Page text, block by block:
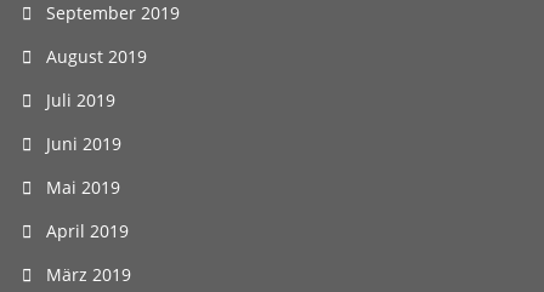
September 2019
August 2019
Juli 2019
Juni 2019
Mai 2019
April 2019
März 2019